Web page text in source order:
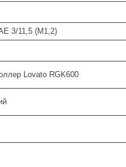
3/11,5 (М1,2)
Lovato RGK600